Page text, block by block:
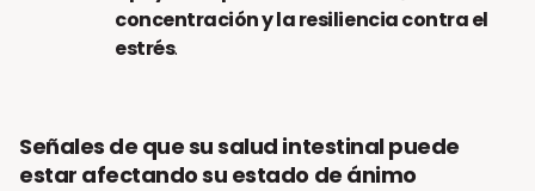
concentración y la resiliencia contra el
estrés.
Señales de que su salud intestinal puede
estar afectando su estado de ánimo